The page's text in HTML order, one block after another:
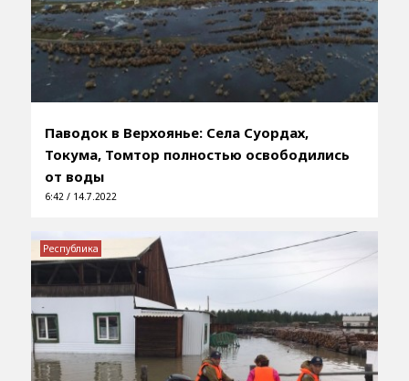
Паводок в Верхоянье: Села Суордах,
Токума, Томтор полностью освободились
от воды
6:42 / 14.7.2022
Республика